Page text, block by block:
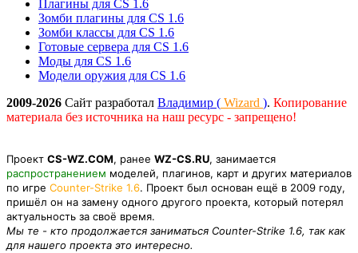
Плагины для CS 1.6
Зомби плагины для CS 1.6
Зомби классы для CS 1.6
Готовые сервера для CS 1.6
Моды для CS 1.6
Модели оружия для CS 1.6
2009-2026 Сайт разработал Владимир ( Wizard ). Копирование
материала без источника на наш ресурс - запрещено!
Проект CS-WZ.COM, ранее WZ-CS.RU, занимается
распространением моделей, плагинов, карт и других материалов
по игре Counter-Strike 1.6. Проект был основан ещё в 2009 году,
пришёл он на замену одного другого проекта, который потерял
актуальность за своё время.
Мы те - кто продолжается заниматься Counter-Strike 1.6, так как
для нашего проекта это интересно.